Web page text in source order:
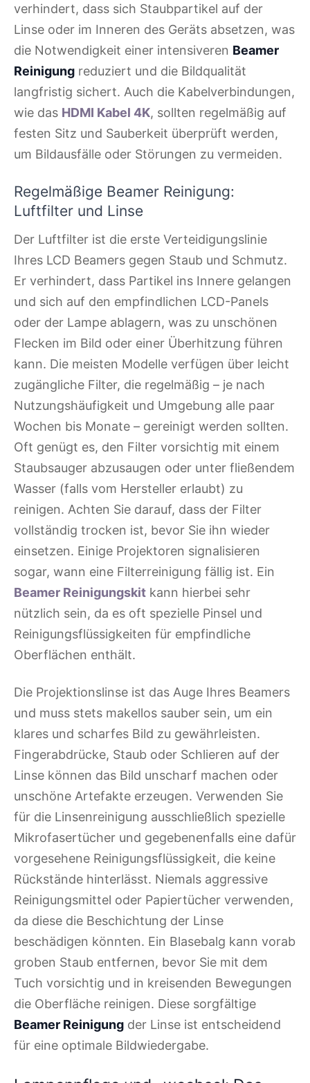
verhindert, dass sich Staubpartikel auf der
Linse oder im Inneren des Geräts absetzen, was
die Notwendigkeit einer intensiveren Beamer
Reinigung reduziert und die Bildqualität
langfristig sichert. Auch die Kabelverbindungen,
wie das HDMI Kabel 4K, sollten regelmäßig auf
festen Sitz und Sauberkeit überprüft werden,
um Bildausfälle oder Störungen zu vermeiden.
Regelmäßige Beamer Reinigung:
Luftfilter und Linse
Der Luftfilter ist die erste Verteidigungslinie
Ihres LCD Beamers gegen Staub und Schmutz.
Er verhindert, dass Partikel ins Innere gelangen
und sich auf den empfindlichen LCD-Panels
oder der Lampe ablagern, was zu unschönen
Flecken im Bild oder einer Überhitzung führen
kann. Die meisten Modelle verfügen über leicht
zugängliche Filter, die regelmäßig – je nach
Nutzungshäufigkeit und Umgebung alle paar
Wochen bis Monate – gereinigt werden sollten.
Oft genügt es, den Filter vorsichtig mit einem
Staubsauger abzusaugen oder unter fließendem
Wasser (falls vom Hersteller erlaubt) zu
reinigen. Achten Sie darauf, dass der Filter
vollständig trocken ist, bevor Sie ihn wieder
einsetzen. Einige Projektoren signalisieren
sogar, wann eine Filterreinigung fällig ist. Ein
Beamer Reinigungskit kann hierbei sehr
nützlich sein, da es oft spezielle Pinsel und
Reinigungsflüssigkeiten für empfindliche
Oberflächen enthält.
Die Projektionslinse ist das Auge Ihres Beamers
und muss stets makellos sauber sein, um ein
klares und scharfes Bild zu gewährleisten.
Fingerabdrücke, Staub oder Schlieren auf der
Linse können das Bild unscharf machen oder
unschöne Artefakte erzeugen. Verwenden Sie
für die Linsenreinigung ausschließlich spezielle
Mikrofasertücher und gegebenenfalls eine dafür
vorgesehene Reinigungsflüssigkeit, die keine
Rückstände hinterlässt. Niemals aggressive
Reinigungsmittel oder Papiertücher verwenden,
da diese die Beschichtung der Linse
beschädigen könnten. Ein Blasebalg kann vorab
groben Staub entfernen, bevor Sie mit dem
Tuch vorsichtig und in kreisenden Bewegungen
die Oberfläche reinigen. Diese sorgfältige
Beamer Reinigung der Linse ist entscheidend
für eine optimale Bildwiedergabe.